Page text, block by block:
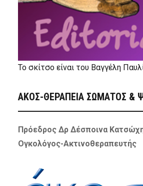
Το σκίτσο είναι του Βαγγέλη
ΑΚΟΣ-ΘΕΡΑΠΕΙΑ ΣΩΜΑΤΟΣ &
Πρόεδρος Δρ Δέσποινα
Ογκολόγος-Ακτινοθεραπευτής